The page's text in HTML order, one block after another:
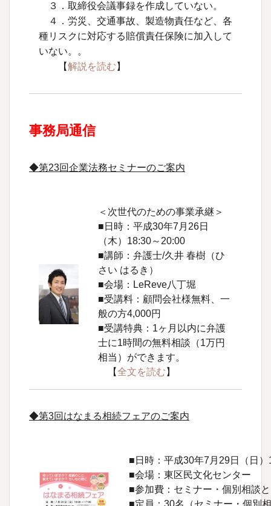
３．取締役会議事録を作成していない。
４．労災、交通事故、製造物責任など、各
種リスクに対応する賠償責任保険に加入して
いない。。
【解説を読む 】
事務局通信
◆第23回企業法務セミナーのご案内
＜次世代のための事業承継＞
■日時：平成30年7月26日
（木）18:30～20:00
■講師：弁護士/久井 春樹（ひ
さい はるき）
■会場：LeReve八丁堀
■受講料：顧問会社様無料、一
般の方4,000円
■受講特典：1ヶ月以内に弁護
士に1時間の無料相談（1万円
相当）ができます。
【全文を読む 】
◆第3回はなまる相続フェアのご案内
■日時：平成30年7月29日（日
■会場：東区民文化センター
■参加費：セミナー・個別相談
■定員：30名（セミナー・個別